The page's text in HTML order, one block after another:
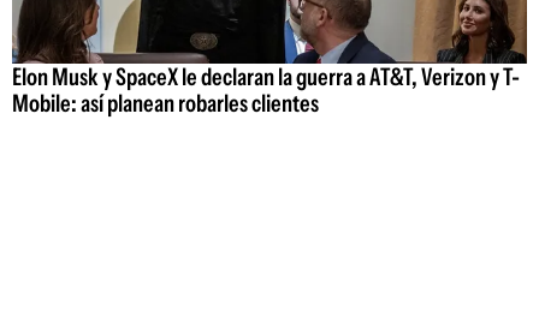
Elon Musk y SpaceX le declaran la guerra a AT&T, Verizon y T-
Mobile: así planean robarles clientes